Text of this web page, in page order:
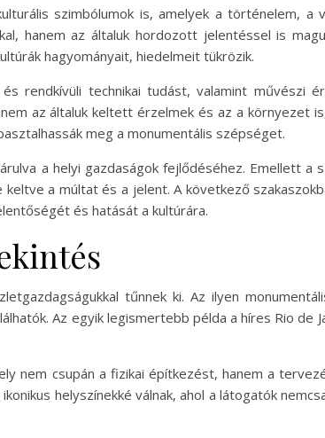
szimbólumok is, amelyek a történelem, a
hanem az általuk hordozott jelentéssel is
hagyományait, hiedelmeit tükrözik.
rendkívüli technikai tudást, valamint művészi
az általuk keltett érzelmek és az a környezet
meg a monumentális szépséget.
a helyi gazdaságok fejlődéséhez. Emellett a
a múltat és a jelent. A következő
és hatását a kultúrára.
tűnnek ki. Az ilyen
Az egyik legismertebb példa a híres Rio de
nem csupán a fizikai építkezést, hanem a
helyszínekké válnak, ahol a látogatók